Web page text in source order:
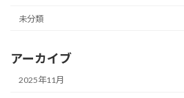
未分類
アーカイブ
2025年11月